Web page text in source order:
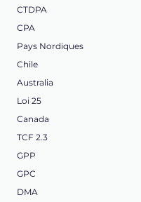
CTDPA
CPA
Pays Nordiques
Chile
Australia
Loi 25
Canada
TCF 2.3
GPP
GPC
DMA